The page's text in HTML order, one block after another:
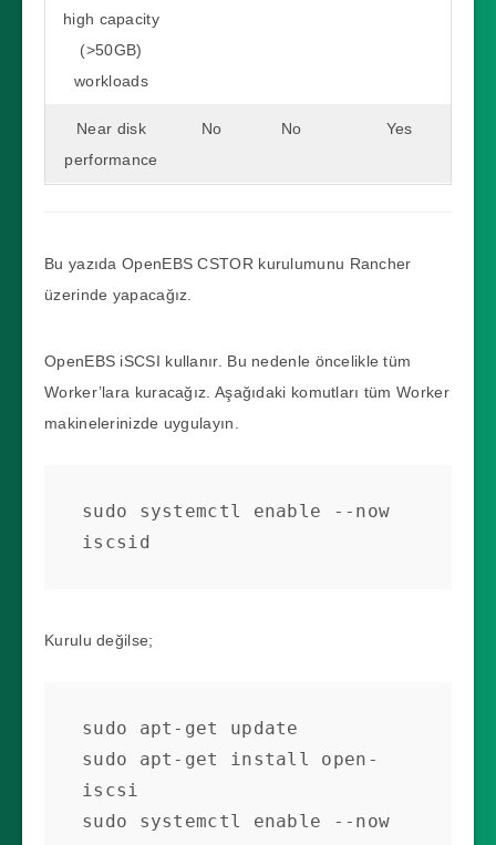
high capacity
(>50GB)
workloads
Near disk
performance
No No Yes
Bu yazıda OpenEBS CSTOR kurulumunu Rancher
üzerinde yapacağız.
OpenEBS iSCSI kullanır. Bu nedenle öncelikle tüm
Worker’lara kuracağız. Aşağıdaki komutları tüm Worker
makinelerinizde uygulayın.
sudo systemctl enable --now
iscsid
Kurulu değilse;
sudo apt-get update
sudo apt-get install open-
iscsi
sudo systemctl enable --now